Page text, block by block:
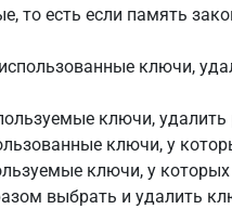
то есть если память
ключи,
ключи,
ключи, у
ключи, у
выбрать и удалить